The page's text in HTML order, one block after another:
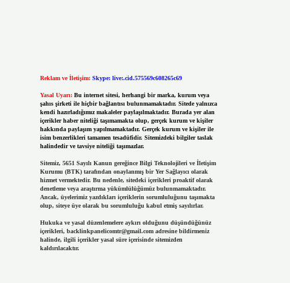
Reklam ve İletişim: Skype: live:.cid.575569c608265c69
Yasal Uyarı: Bu internet sitesi, herhangi bir marka, kurum veya
şahıs şirketi ile hiçbir bağlantısı bulunmamaktadır. Sitede yalnızca
kendi hazırladığımız makaleler paylaşılmaktadır. Burada yer alan
içerikler haber niteliği taşımamakta olup, gerçek kurum ve kişiler
hakkında paylaşım yapılmamaktadır. Gerçek kurum ve kişiler ile
isim benzerlikleri tamamen tesadüfidir. Sitemizdeki bilgiler taslak
halindedir ve tavsiye niteliği taşımazlar.
Sitemiz, 5651 Sayılı Kanun gereğince Bilgi Teknolojileri ve İletişim
Kurumu (BTK) tarafından onaylanmış bir Yer Sağlayıcı olarak
hizmet vermektedir. Bu nedenle, sitedeki içerikleri proaktif olarak
denetleme veya araştırma yükümlülüğümüz bulunmamaktadır.
Ancak, üyelerimiz yazdıkları içeriklerin sorumluluğunu taşımakta
olup, siteye üye olarak bu sorumluluğu kabul etmiş sayılırlar.
Hukuka ve yasal düzenlemelere aykırı olduğunu düşündüğünüz
içerikleri, backlinkpanelicomtr@gmail.comadresine bildirmeniz
halinde, ilgili içerikler yasal süre içerisinde sitemizden
kaldırılacaktır.